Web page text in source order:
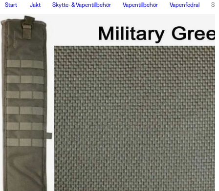
Start Jakt Skytte- & Vapentillbehör Vapentillbehör Vapenfodral